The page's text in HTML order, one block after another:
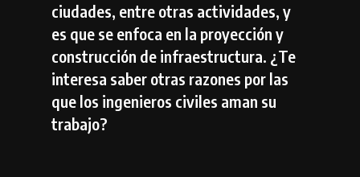
ciudades, entre otras actividades, y
es que se enfoca en la proyección y
construcción de infraestructura. ¿Te
interesa saber otras razones por las
que los ingenieros civiles aman su
trabajo?